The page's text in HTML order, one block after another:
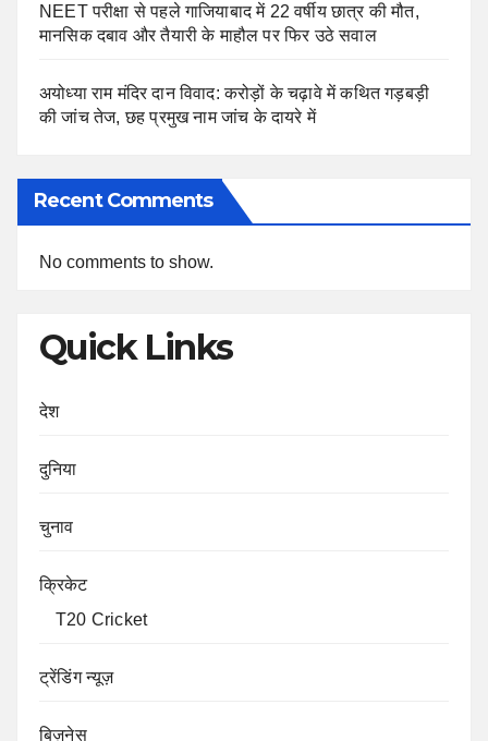
NEET परीक्षा से पहले गाजियाबाद में 22 वर्षीय छात्र की मौत,
मानसिक दबाव और तैयारी के माहौल पर फिर उठे सवाल
अयोध्या राम मंदिर दान विवाद: करोड़ों के चढ़ावे में कथित गड़बड़ी
की जांच तेज, छह प्रमुख नाम जांच के दायरे में
Recent Comments
No comments to show.
Quick Links
देश
दुनिया
चुनाव
क्रिकेट
T20 Cricket
ट्रेंडिंग न्यूज़
बिज़नेस